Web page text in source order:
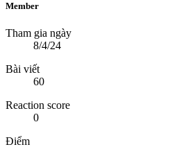
Member
Tham gia ngày
8/4/24
Bài viết
60
Reaction score
0
Điểm